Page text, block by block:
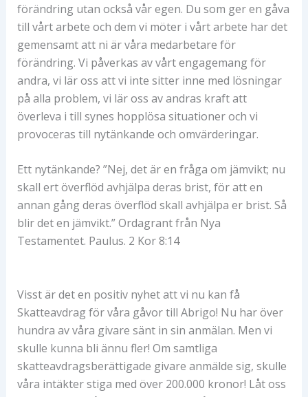
förändring utan också vår egen. Du som ger en gåva
till vårt arbete och dem vi möter i vårt arbete har det
gemensamt att ni är våra medarbetare för
förändring. Vi påverkas av vårt engagemang för
andra, vi lär oss att vi inte sitter inne med lösningar
på alla problem, vi lär oss av andras kraft att
överleva i till synes hopplösa situationer och vi
provoceras till nytänkande och omvärderingar.
Ett nytänkande? ”Nej, det är en fråga om jämvikt; nu
skall ert överflöd avhjälpa deras brist, för att en
annan gång deras överflöd skall avhjälpa er brist. Så
blir det en jämvikt.” Ordagrant från Nya
Testamentet. Paulus. 2 Kor 8:14
Visst är det en positiv nyhet att vi nu kan få
Skatteavdrag för våra gåvor till Abrigo! Nu har över
hundra av våra givare sänt in sin anmälan. Men vi
skulle kunna bli ännu fler! Om samtliga
skatteavdragsberättigade givare anmälde sig, skulle
våra intäkter stiga med över 200.000 kronor! Låt oss